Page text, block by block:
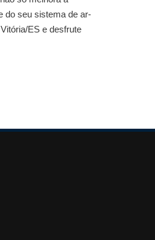
do seu sistema de ar-
ES e desfrute